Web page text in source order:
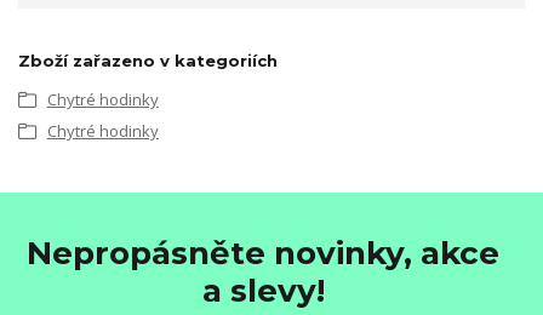
Zboží zařazeno v kategoriích
Chytré hodinky
Chytré hodinky
Nepropásněte novinky, akce
a slevy!